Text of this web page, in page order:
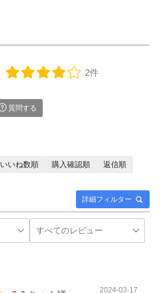
2件
質問する
詳細フィルター
いいね数順 購入確認順
返信順
2024-03-17